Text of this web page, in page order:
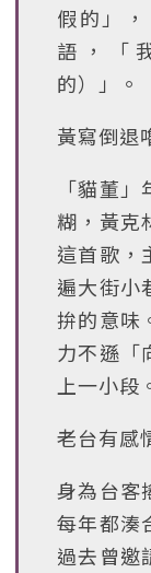
假的」
語，「
的）」。
黃寫倒退
「貓董
糊，黃克
這首歌，
遍大街小
拚的意味
力不遜「
上一小段
老台有感
身為台客
每年都湊
過去曾邀